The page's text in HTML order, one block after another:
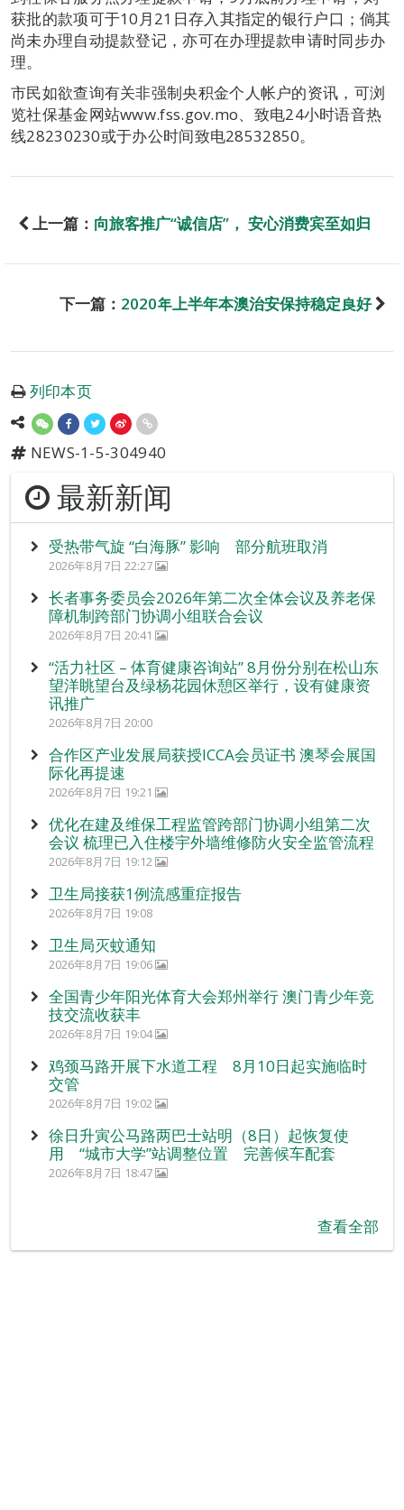
获批的款项可于10月21日存入其指定的银行户口；倘其
尚未办理自动提款登记，亦可在办理提款申请时同步办
理。
市民如欲查询有关非强制央积金个人帐户的资讯，可浏
览社保基金网站www.fss.gov.mo、致电24小时语音热
线28230230或于办公时间致电28532850。
上一篇： 向旅客推广“诚信店”， 安心消费宾至如归
下一篇： 2020年上半年本澳治安保持稳定良好
列印本页
NEWS-1-5-304940
最新新闻
受热带气旋 “白海豚” 影响 部分航班取消
2026年8月7日 22:27
长者事务委员会2026年第二次全体会议及养老保
障机制跨部门协调小组联合会议
2026年8月7日 20:41
“活力社区 – 体育健康咨询站” 8月份分别在松山东
望洋眺望台及绿杨花园休憩区举行，设有健康资
讯推广
2026年8月7日 20:00
合作区产业发展局获授ICCA会员证书 澳琴会展国
际化再提速
2026年8月7日 19:21
优化在建及维保工程监管跨部门协调小组第二次
会议 梳理已入住楼宇外墙维修防火安全监管流程
2026年8月7日 19:12
卫生局接获1例流感重症报告
2026年8月7日 19:08
卫生局灭蚊通知
2026年8月7日 19:06
全国青少年阳光体育大会郑州举行 澳门青少年竞
技交流收获丰
2026年8月7日 19:04
鸡颈马路开展下水道工程 8月10日起实施临时
交管
2026年8月7日 19:02
徐日升寅公马路两巴士站明（8日）起恢复使
用 “城市大学”站调整位置 完善候车配套
2026年8月7日 18:47
查看全部